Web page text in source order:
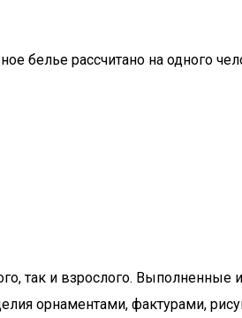
белье рассчитано на одного
так и взрослого. Выполненные
орнаментами, фактурами,